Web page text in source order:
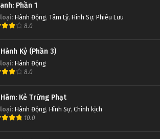
Phần 1
: Hành Động, Tâm Lý, Hình Sự, Phiêu Lưu
8.0
Kỷ (Phần 3)
: Hành Động
8.0
Kẻ Trừng Phạt
: Hành Động, Hình Sự, Chính kịch
10.0